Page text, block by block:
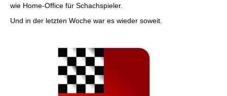
wie Home-Office für Schachspieler.
Und in der letzten Woche war es wieder soweit.